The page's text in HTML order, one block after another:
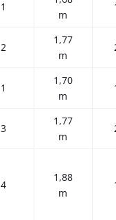
1
m
2
1,77
m
1
1,70
m
3
1,77
m
4
1,88
m